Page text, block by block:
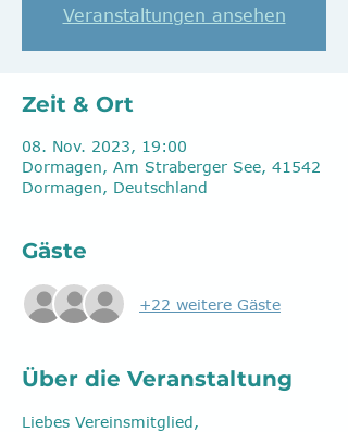
Veranstaltungen ansehen
Zeit & Ort
08. Nov. 2023, 19:00
Dormagen, Am Straberger See, 41542
Dormagen, Deutschland
Gäste
+22 weitere Gäste
Über die Veranstaltung
Liebes Vereinsmitglied,